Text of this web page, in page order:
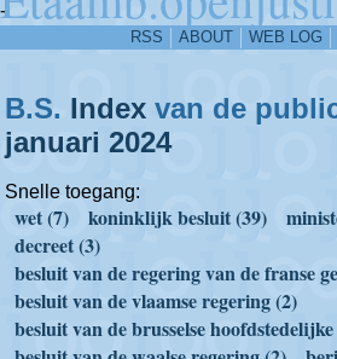
-
RSS ABOUT WEB LOG
B.S. Index van de
januari 2024
Snelle toegang:
wet (7) koninklijk besluit (39)
decreet (3)
besluit van de regering van de franse
besluit van de vlaamse regering (2)
besluit van de brusselse